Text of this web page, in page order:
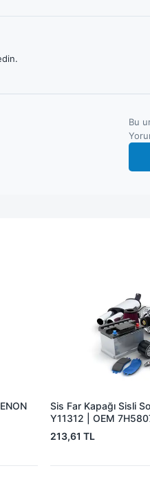
Bu
Sis Far Kapağı Sisli
Y11312 | OEM
213,61 TL